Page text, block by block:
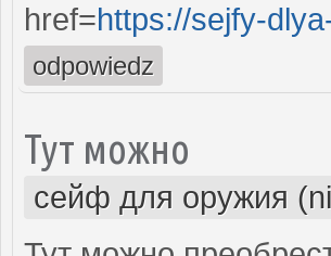
href=https://sejfy-
odpowiedz
Тут можно
сейф для оружия